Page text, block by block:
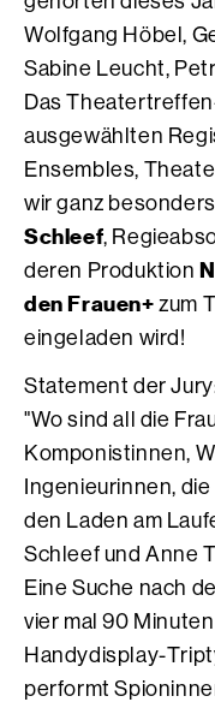
Wolfgang Höbel,
Sabine Leucht,
Das
ausgewählten
Ensembles,
wir ganz
Schleef,
deren Produktion
den Frauen+ zum
eingeladen wird!
Statement der
"Wo sind all die
Komponistinnen,
Ingenieurinnen,
den Laden am
Schleef und Anne
Eine Suche nach
vier mal 90
Handydisplay-
performt